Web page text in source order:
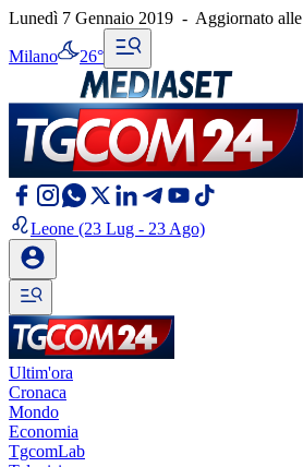
Lunedì 7 Gennaio 2019 - Aggiornato alle
Milano 26°
Leone (23 Lug - 23 Ago)
Ultim'ora
Cronaca
Mondo
Economia
TgcomLab